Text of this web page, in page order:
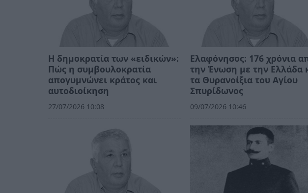
Η δημοκρατία των «ειδικών»:
Πώς η συμβουλοκρατία
απογυμνώνει κράτος και
αυτοδιοίκηση
27/07/2026 10:08
Ελαφόνησος: 176 χρόνια
την Ένωση με την Ελλάδα
τα Θυρανοίξια του Αγίου
Σπυρίδωνος
09/07/2026 10:46